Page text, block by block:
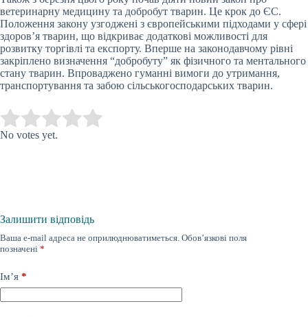
ветеринарну медицину та добробут тварин. Це крок до ЄС.
Положення закону узгоджені з європейськими підходами у сфері
здоров’я тварин, що відкриває додаткові можливості для
розвитку торгівлі та експорту. Вперше на законодавчому рівні
закріплено визначення “добробуту” як фізичного та ментального
стану тварин. Впроваджено гуманні вимоги до утримання,
транспортування та забою сільськогосподарських тварин.
Rate this item:
No votes yet.
Залишити відповідь
Ваша e-mail адреса не оприлюднюватиметься. Обов’язкові поля
позначені *
Ім’я *